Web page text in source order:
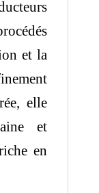
et la
elle
et
en